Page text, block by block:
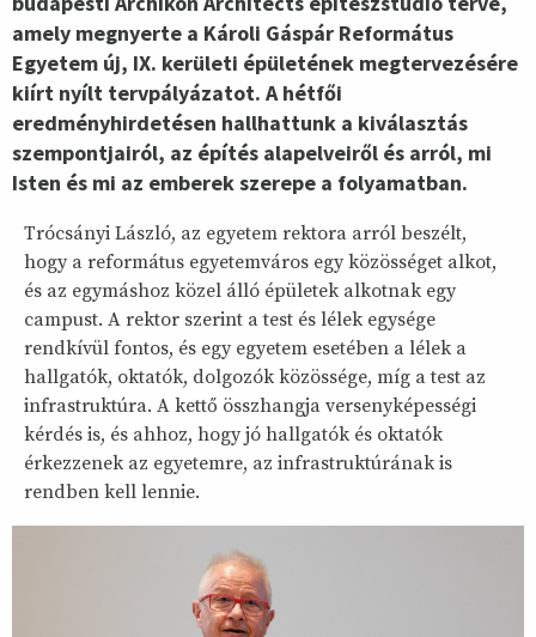
amely megnyerte a Károli Gáspár Református
Egyetem új, IX. kerületi épületének megtervezésére
kiírt nyílt tervpályázatot. A hétfői
eredményhirdetésen hallhattunk a kiválasztás
szempontjairól, az építés alapelveiről és arról, mi
Isten és mi az emberek szerepe a folyamatban.
Trócsányi László, az egyetem rektora arról beszélt,
hogy a református egyetemváros egy közösséget alkot,
és az egymáshoz közel álló épületek alkotnak egy
campust. A rektor szerint a test és lélek egysége
rendkívül fontos, és egy egyetem esetében a lélek a
hallgatók, oktatók, dolgozók közössége, míg a test az
infrastruktúra. A kettő összhangja versenyképességi
kérdés is, és ahhoz, hogy jó hallgatók és oktatók
érkezzenek az egyetemre, az infrastruktúrának is
rendben kell lennie.